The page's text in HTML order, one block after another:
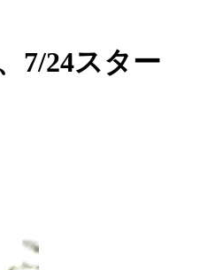
7/24スター